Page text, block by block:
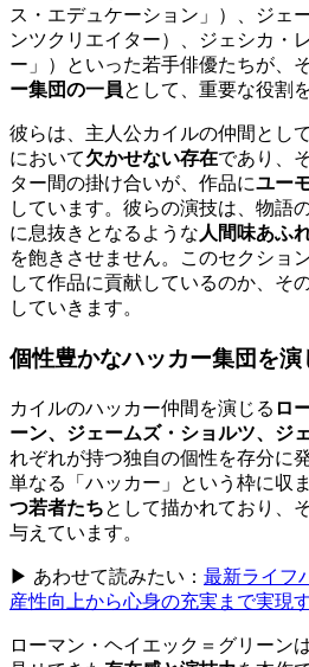
ス・エデュケーション」）、ジェ
ンツクリエイター）、ジェシカ・
ー」）といった若手俳優たちが、
ー集団の一員として、重要な役割
彼らは、主人公カイルの仲間とし
において欠かせない存在であり、
ター間の掛け合いが、作品にユー
しています。彼らの演技は、物語
に息抜きとなるような 人間味あふ
を飽きさせません。このセクショ
して作品に貢献しているのか、そ
していきます。
個性豊かなハッカー集団を
カイルのハッカー仲間を演じる ロ
ーン、ジェームズ・ショルツ、ジ
れぞれが持つ独自の個性を存分に
単なる「ハッカー」という枠に収
つ若者たちとして描かれており、
与えています。
▶ あわせて読みたい： 最新ライフ
産性向上から心身の充実まで実現
ローマン・ヘイエック＝グリーン